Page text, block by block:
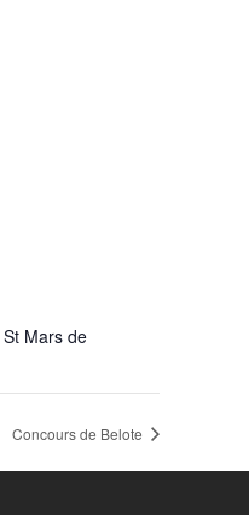
Mars de
Concours de Belote